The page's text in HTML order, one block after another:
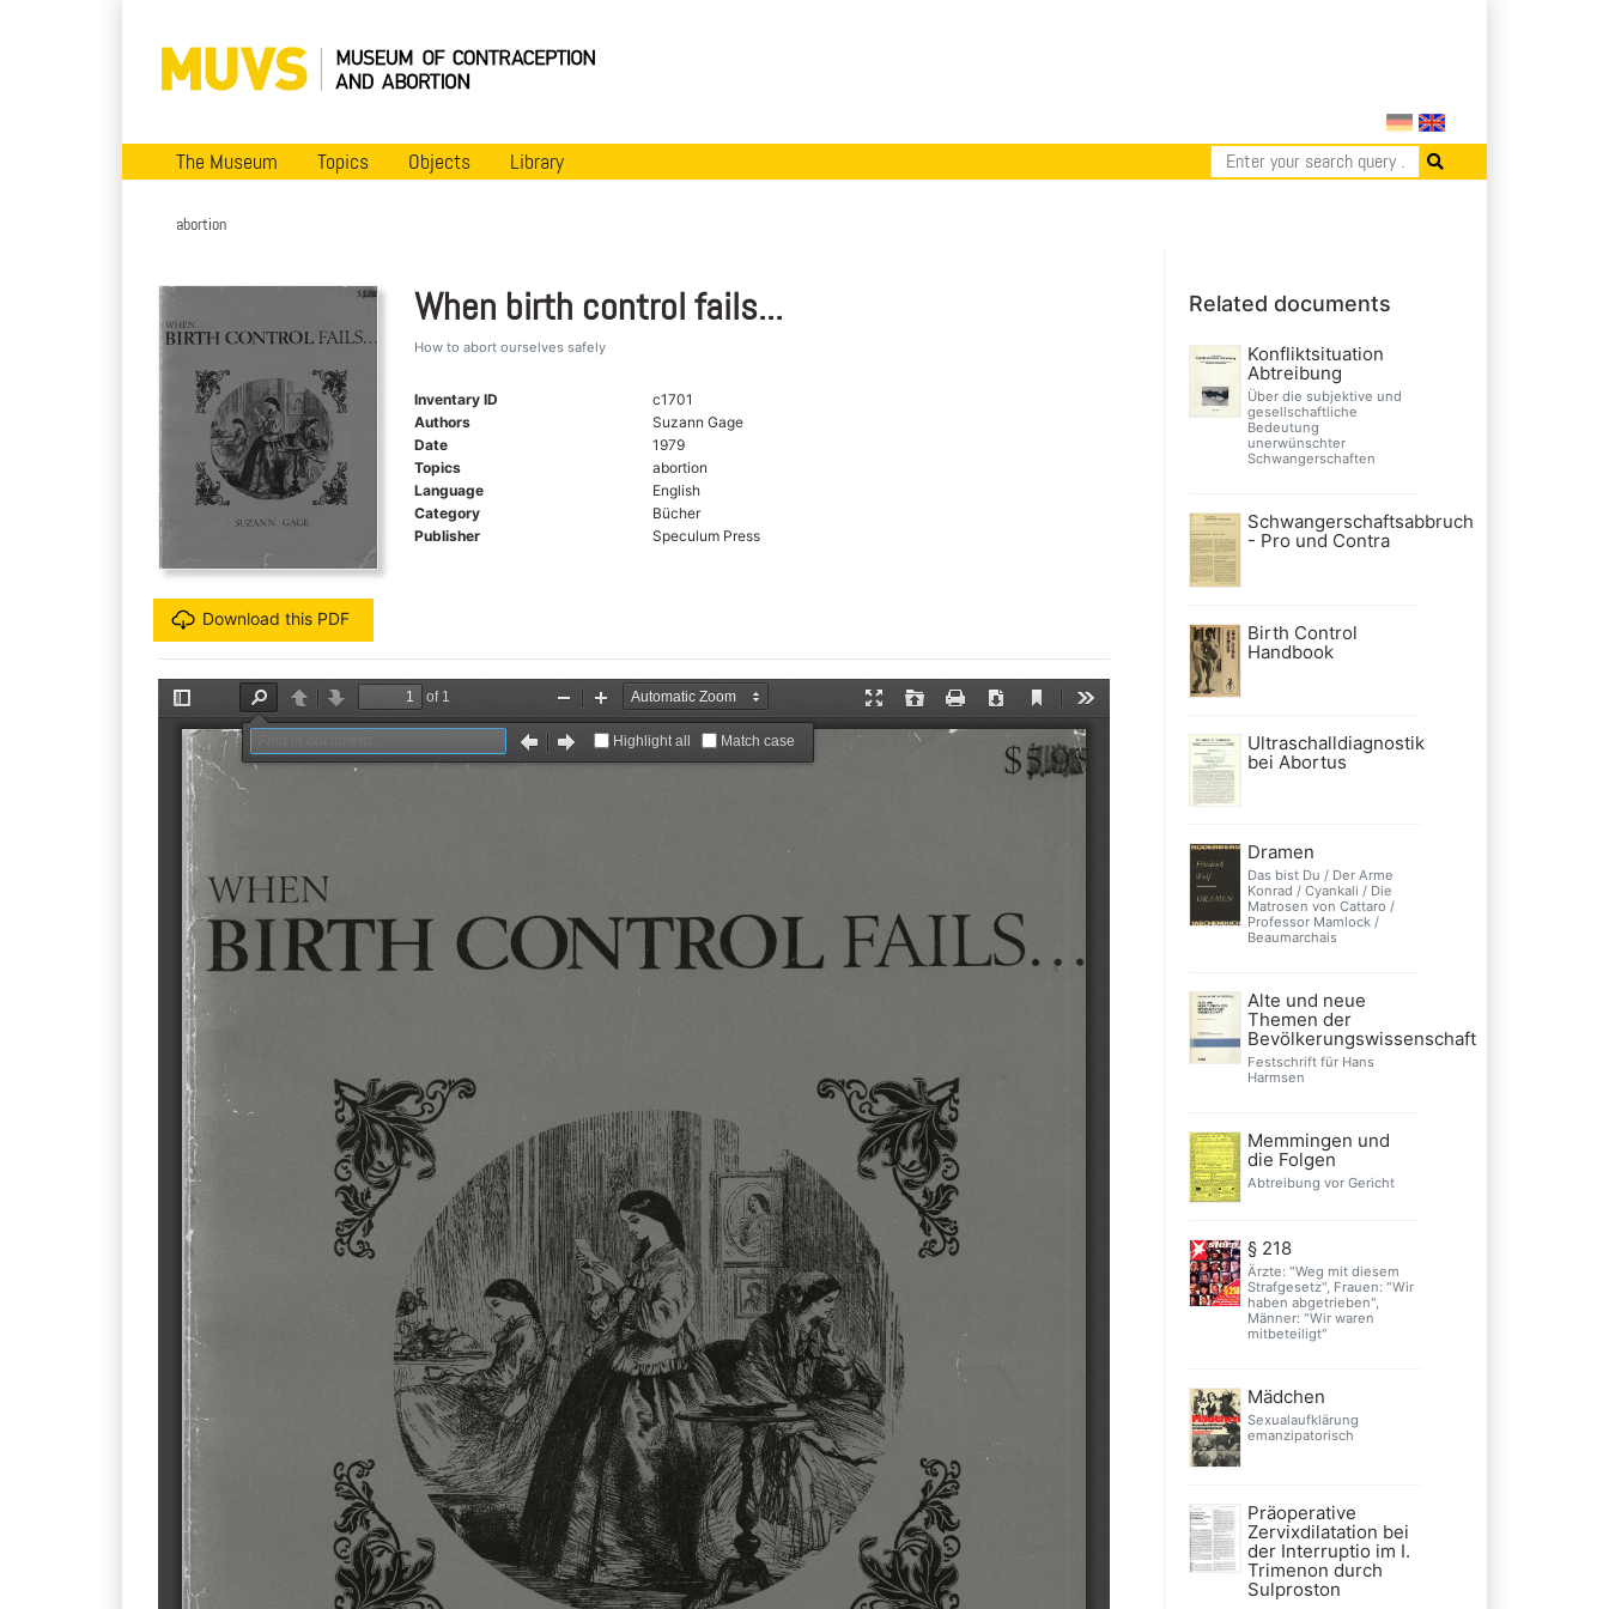
The Museum Topics Objects Library
abortion
Download this PDF
When birth control fails...
How to abort ourselves safely
Inventary ID
c1701
Authors
Suzann Gage
Date
1979
Topics
abortion
Language
English
Category
Bücher
Publisher
Speculum Press
Related documents
Konfliktsituation
Abtreibung
Über die subjektive und
gesellschaftliche
Bedeutung
unerwünschter
Schwangerschaften
Schwangerschaftsabbruch
- Pro und Contra
Birth Control
Handbook
Ultraschalldiagnostik
bei Abortus
Dramen
Das bist Du / Der Arme
Konrad / Cyankali / Die
Matrosen von Cattaro /
Professor Mamlock /
Beaumarchais
Alte und neue
Themen der
Bevölkerungswissenschaft
Festschrift für Hans
Harmsen
Memmingen und
die Folgen
Abtreibung vor Gericht
§ 218
Ärzte: "Weg mit diesem
Strafgesetz", Frauen: "Wir
haben abgetrieben",
Männer: "Wir waren
mitbeteiligt"
Mädchen
Sexualaufklärung
emanzipatorisch
Präoperative
Zervixdilatation bei
der Interruptio im I.
Trimenon durch
Sulproston